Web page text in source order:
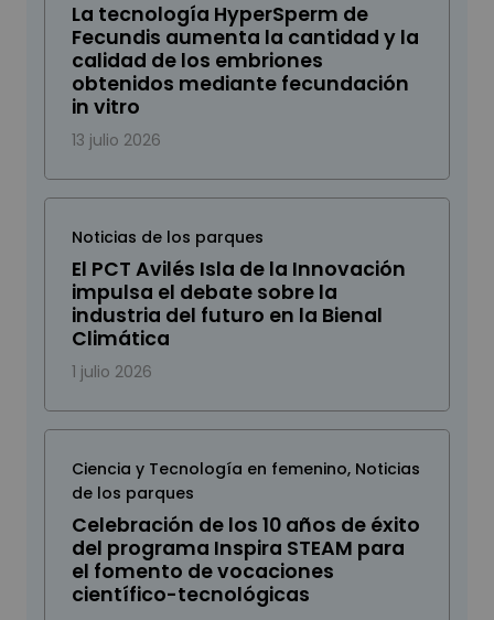
La tecnología HyperSperm de
Fecundis aumenta la cantidad y la
calidad de los embriones
obtenidos mediante fecundación
in vitro
13 julio 2026
Noticias de los parques
El PCT Avilés Isla de la Innovación
impulsa el debate sobre la
industria del futuro en la Bienal
Climática
1 julio 2026
Ciencia y Tecnología en femenino, Noticias
de los parques
Celebración de los 10 años de éxito
del programa Inspira STEAM para
el fomento de vocaciones
científico-tecnológicas